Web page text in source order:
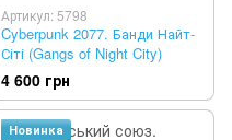
Артикул: 5798
Cyberpunk 2077. Банди Найт-
Сіті (Gangs of Night City)
4 600 грн
Новинка